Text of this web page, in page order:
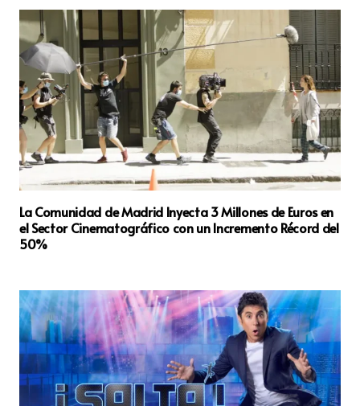
La Comunidad de Madrid Inyecta 3 Millones de Euros en
el Sector Cinematográfico con un Incremento Récord del
50%